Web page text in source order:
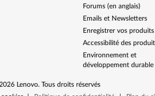
Forums (en anglais)
Emails et Newsletters
Enregistrer vos produits
Accessibilité des
Environnement et
développement durable
Lenovo. Tous droits réservés